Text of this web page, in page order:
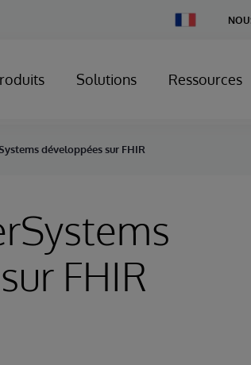
Country
Solutions Ressources
développées sur FHIR
FHIR